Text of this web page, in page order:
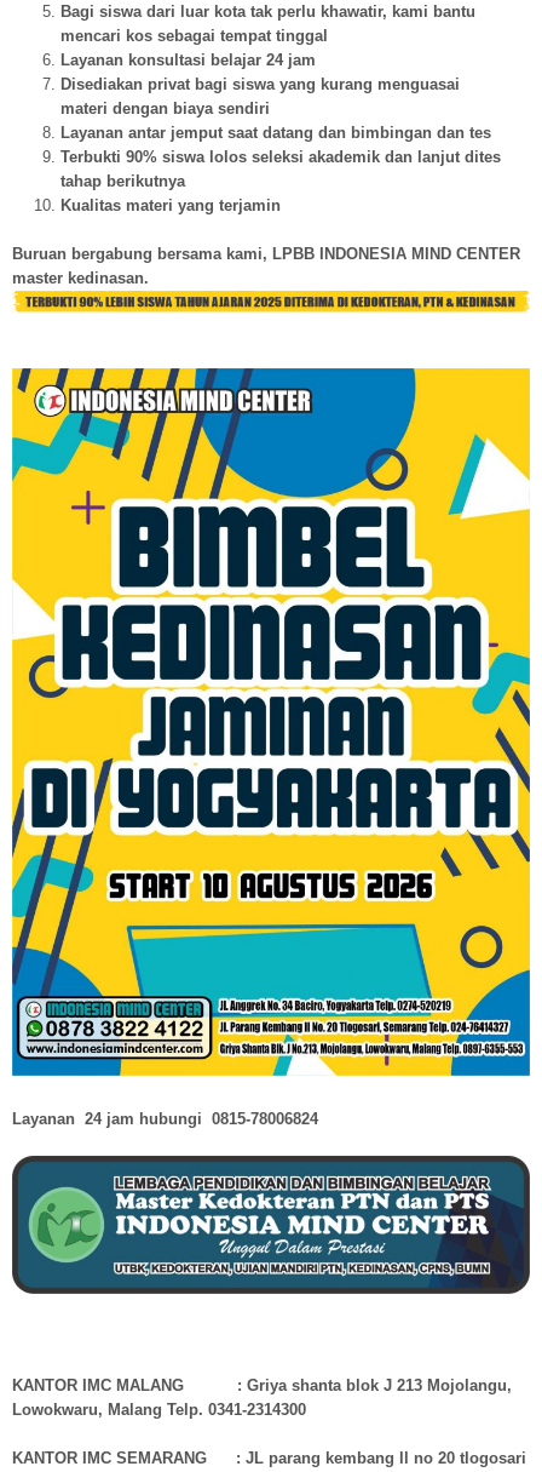
Bagi siswa dari luar kota tak perlu khawatir, kami bantu
mencari kos sebagai tempat tinggal
Layanan konsultasi belajar 24 jam
Disediakan privat bagi siswa yang kurang menguasai
materi dengan biaya sendiri
Layanan antar jemput saat datang dan bimbingan dan tes
Terbukti 90% siswa lolos seleksi akademik dan lanjut dites
tahap berikutnya
Kualitas materi yang terjamin
Buruan bergabung bersama kami, LPBB INDONESIA MIND CENTER
master kedinasan.
Layanan 24 jam hubungi 0815-78006824
KANTOR IMC MALANG : Griya shanta blok J 213 Mojolangu,
Lowokwaru, Malang Telp. 0341-2314300
KANTOR IMC SEMARANG : JL parang kembang ll no 20 tlogosari